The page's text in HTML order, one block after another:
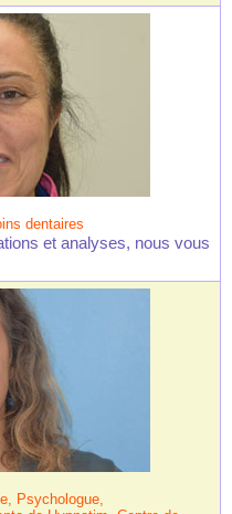
dentaires
et analyses, nous vous
Psychologue,